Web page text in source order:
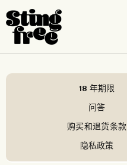
18 年期限
问答
购买和退货条款
隐私政策